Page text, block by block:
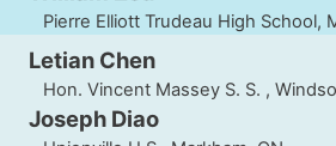
Pierre Elliott Trudeau High School,
Letian Chen
Hon. Vincent Massey S. S. ,
Joseph Diao